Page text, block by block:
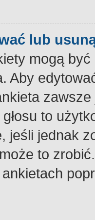
lub
mogą
Aby
głosu to
jeśli jednak
to